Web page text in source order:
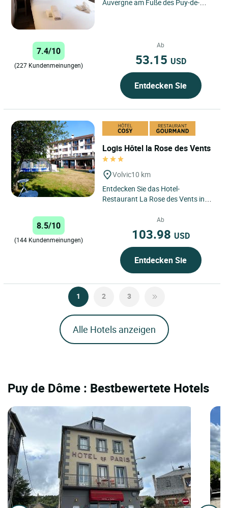
Auvergne am Fuße des Puy-de-
7.4/10
(227 Kundenmeinungen)
Ab
53.15 USD
Entdecken Sie
Logis Hôtel la Rose des Vents
Volvic10 km
Entdecken Sie das Hotel-
Restaurant La Rose des Vents in
Metern Höhe, 20 Minuten von
Clermont-Ferrand...
8.5/10
(144 Kundenmeinungen)
Ab
103.98 USD
Entdecken Sie
1 2 3
Alle Hotels anzeigen
Puy de Dôme : Bestbewertete Hotels